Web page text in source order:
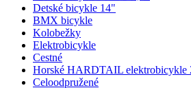
Detské bicykle 14"
BMX bicykle
Kolobežky
Elektrobicykle
Cestné
Horské HARDTAIL elektrobicykle
Celoodpružené